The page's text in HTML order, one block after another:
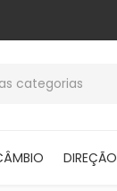
categorias
DIREÇÃO